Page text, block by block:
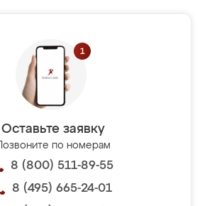
Оставьте заявку
Позвоните по номерам
8 (800) 511-89-55
8 (495) 665-24-01